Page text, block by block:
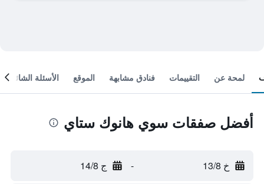
لمحة عن التقييمات فنادق مشابهة الموقع الأسئلة الشائعة
أفضل صفقات سوي هانوك ستاي
خ 13/8 - ج 14/8